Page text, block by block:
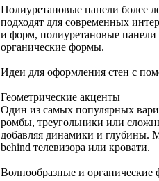
Полиуретановые панели более
подходят для современных
и форм, полиуретановые панели
органические формы.
Идеи для оформления стен с
Геометрические акценты
Один из самых популярных
ромбы, треугольники или
добавляя динамики и глубины.
behind телевизора или кровати.
Волнообразные и органические